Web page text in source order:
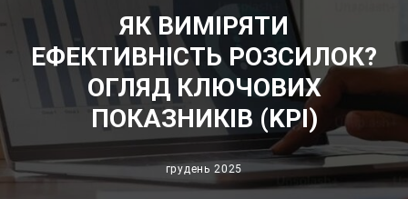
ЯК ВИМІРЯТИ
ЕФЕКТИВНІСТЬ РОЗСИЛОК?
ОГЛЯД КЛЮЧОВИХ
ПОКАЗНИКІВ (KPI)
грудень 2025